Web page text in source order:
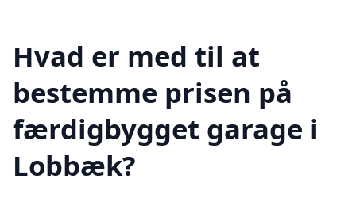
Hvad er med til at
bestemme prisen på
færdigbygget garage i
Lobbæk?